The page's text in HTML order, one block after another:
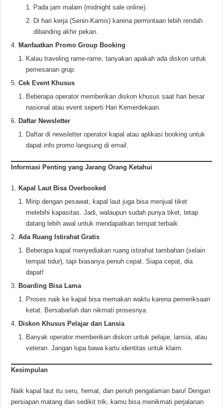
Pada jam malam (midnight sale online).
Di hari kerja (Senin-Kamis) karena permintaan lebih rendah
dibanding akhir pekan.
Manfaatkan Promo Group Booking
Kalau traveling rame-rame, tanyakan apakah ada diskon untuk
pemesanan grup.
Cek Event Khusus
Beberapa operator memberikan diskon khusus saat hari besar
nasional atau event seperti Hari Kemerdekaan.
Daftar Newsletter
Daftar di newsletter operator kapal atau aplikasi booking untuk
dapat info promo langsung di email.
Informasi Penting yang Jarang Orang Ketahui
Kapal Laut Bisa Overbooked
Mirip dengan pesawat, kapal laut juga bisa menjual tiket
melebihi kapasitas. Jadi, walaupun sudah punya tiket, tetap
datang lebih awal untuk mendapatkan tempat terbaik.
Ada Ruang Istirahat Gratis
Beberapa kapal menyediakan ruang istirahat tambahan (selain
tempat tidur), tapi biasanya penuh cepat. Siapa cepat, dia
dapat!
Boarding Bisa Lama
Proses naik ke kapal bisa memakan waktu karena pemeriksaan
ketat. Bersabarlah dan nikmati prosesnya.
Diskon Khusus Pelajar dan Lansia
Banyak operator memberikan diskon untuk pelajar, lansia, atau
veteran. Jangan lupa bawa kartu identitas untuk klaim.
Kesimpulan
Naik kapal laut itu seru, hemat, dan penuh pengalaman baru! Dengan
persiapan matang dan sedikit trik, kamu bisa menikmati perjalanan